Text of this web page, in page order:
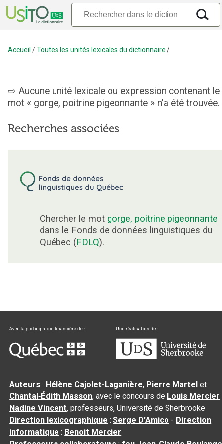
Accueil /Toutes les unités lexicales du dictionnaire /
Aucune unité lexicale ou expression contenant le
mot « gorge, poitrine pigeonnante » n’a été trouvée.
Recherches associées
Chercher le mot gorge, poitrine pigeonnante
dans le Fonds de données linguistiques du
Québec (FDLQ).
Auteurs : Hélène Cajolet-Laganière, Pierre Martel et
Chantal‑Édith Masson, avec le concours de Louis Mercier
Nadine Vincent, professeurs, Université de Sherbrooke
Direction lexicographique :Serge D’Amico - Direction
informatique : Benoit Mercier